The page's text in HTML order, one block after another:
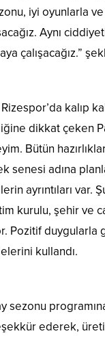
iyi oyunlarla
Aynı
çalışacağız.”
kalıp
dikkat çeken
Bütün
senesi adına
ayrıntıları var.
kurulu, şehir ve
Pozitif duygularla
kullandı.
sezonu
ederek,